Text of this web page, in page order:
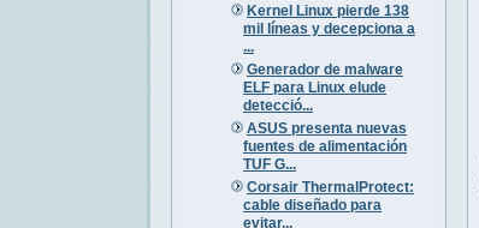
Kernel Linux pierde 138
mil líneas y decepciona a
...
Generador de malware
ELF para Linux elude
detecció...
ASUS presenta nuevas
fuentes de alimentación
TUF G...
Corsair ThermalProtect:
cable diseñado para
evitar...